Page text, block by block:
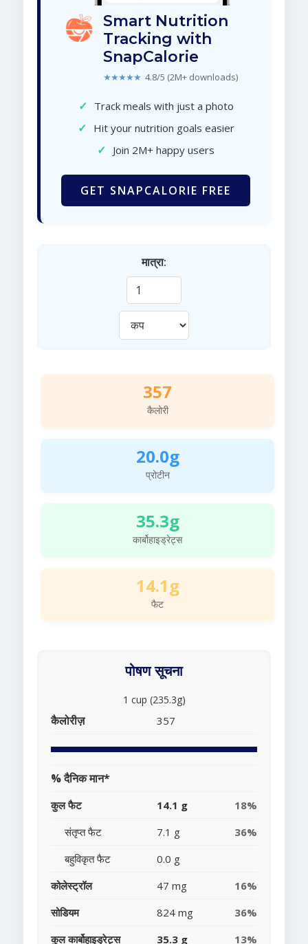
Smart Nutrition
Tracking with
SnapCalorie
★★★★★ 4.8/5 (2M+ downloads)
✓ Track meals with just a photo
✓ Hit your nutrition goals easier
✓ Join 2M+ happy users
GET SNAPCALORIE FREE
मात्रा:
357
कैलोरी
20.0g
प्रोटीन
35.3g
कार्बोहाइड्रेट्स
14.1g
फैट
पोषण सूचना
1 cup (235.3g)
कैलोरीज़ 357
% दैनिक मान*
कुल फैट 14.1 g
18%
संतृप्त फैट
7.1 g
36%
बहुविकृत फैट
0.0 g
कोलेस्ट्रॉल
47 mg
16%
सोडियम
824 mg
36%
कुल कार्बोहाइड्रेट्स
35.3 g 13%